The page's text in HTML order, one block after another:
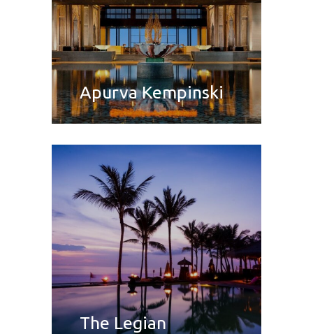
Apurva Kempinski
The Legian